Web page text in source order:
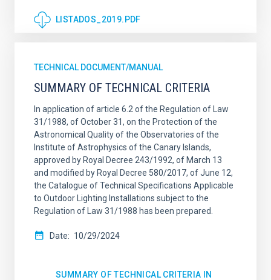
LISTADOS_2019.PDF
TECHNICAL DOCUMENT/MANUAL
SUMMARY OF TECHNICAL CRITERIA
In application of article 6.2 of the Regulation of Law
31/1988, of October 31, on the Protection of the
Astronomical Quality of the Observatories of the
Institute of Astrophysics of the Canary Islands,
approved by Royal Decree 243/1992, of March 13
and modified by Royal Decree 580/2017, of June 12,
the Catalogue of Technical Specifications Applicable
to Outdoor Lighting Installations subject to the
Regulation of Law 31/1988 has been prepared.
Date 10/29/2024
SUMMARY OF TECHNICAL CRITERIA IN